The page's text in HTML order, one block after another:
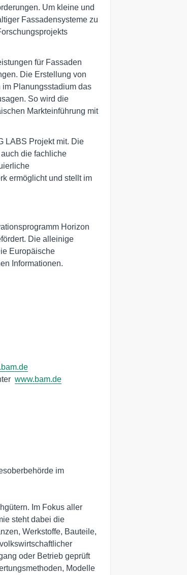
Um kleine und
Fassadensysteme zu
für Fassaden
Die Erstellung von
Planungsstadium das
So wird die
Markteinführung mit
LABS Projekt mit. Die
die fachliche
ermöglicht und stellt im
Horizon
Die alleinige
Europäische
Informationen.
www.bam.de
im
Im Fokus aller
steht dabei die
Werkstoffe, Bauteile,
oder Betrieb geprüft
Modelle